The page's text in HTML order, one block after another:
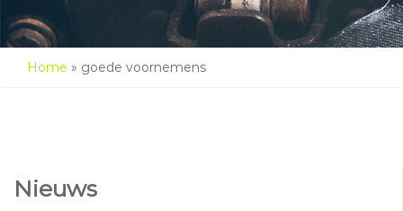
Home » goede voornemens
Nieuws